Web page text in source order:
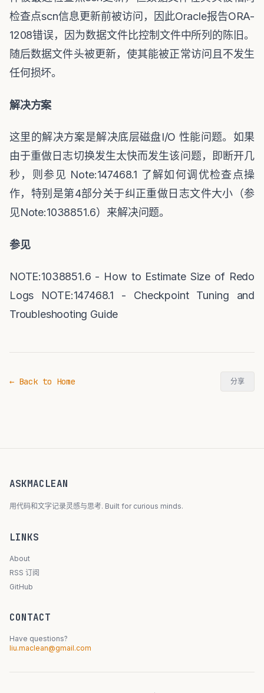
检查点scn信息更新前被访问，因此Oracle报告ORA-
1208错误，因为数据文件比控制文件中所列的陈旧。
随后数据文件头被更新，使其能被正常访问且不发生
任何损坏。
解决方案
这里的解决方案是解决底层磁盘I/O 性能问题。如果
由于重做日志切换发生太快而发生该问题，即断开几
秒，则参见 Note:147468.1 了解如何调优检查点操
作，特别是第4部分关于纠正重做日志文件大小（参
见Note:1038851.6）来解决问题。
参见
NOTE:1038851.6 - How to Estimate Size of Redo
Logs NOTE:147468.1 - Checkpoint Tuning and
Troubleshooting Guide
← Back to Home 分享
ASKMACLEAN
用代码和文字记录灵感与思考. Built for curious minds.
LINKS
About
RSS 订阅
GitHub
CONTACT
Have questions?
liu.maclean@gmail.com